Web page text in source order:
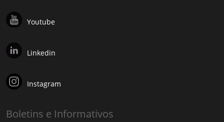
Youtube
Linkedin
Instagram
Boletins e Informativos